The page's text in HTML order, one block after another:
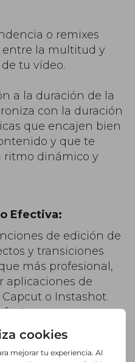
o remixes
entre la multitud y
tu vídeo.
a la duración de la
con la duración
que encajen bien
y que te
dinámico y
Efectiva:
de edición de
y transiciones
más profesional,
aplicaciones de
o Instashot.
a veces,
en TikTok es una